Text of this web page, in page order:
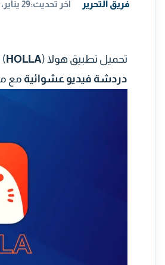
فريق التحرير آخر تحديث:29 يناير، 2026
تحميل تطبيق هولا (HOLLA
)
دردشة فيديو عشوائية مع